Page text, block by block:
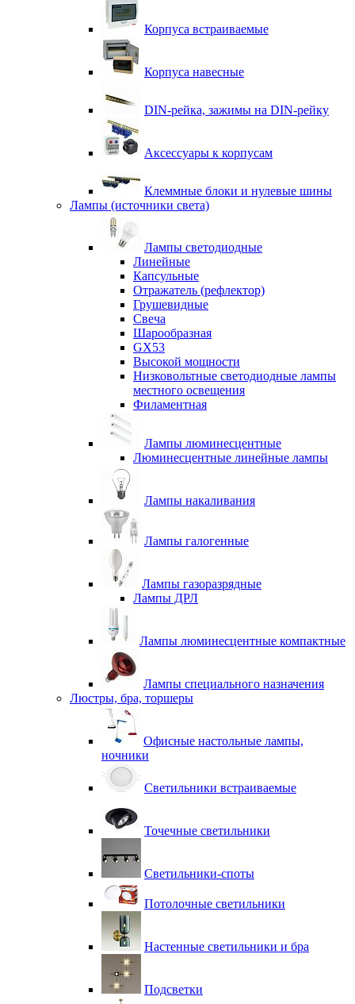
Корпуса встраиваемые
Корпуса навесные
DIN-рейка, зажимы на DIN-рейку
Аксессуары к корпусам
Клеммные блоки и нулевые шины
Лампы (источники света)
Лампы светодиодные
Линейные
Капсульные
Отражатель (рефлектор)
Грушевидные
Свеча
Шарообразная
GX53
Высокой мощности
Низковольтные светодиодные лампы
местного освещения
Филаментная
Лампы люминесцентные
Люминесцентные линейные лампы
Лампы накаливания
Лампы галогенные
Лампы газоразрядные
Лампы ДРЛ
Лампы люминесцентные компактные
Лампы специального назначения
Люстры, бра, торшеры
Офисные настольные лампы,
ночники
Светильники встраиваемые
Точечные светильники
Светильники-споты
Потолочные светильники
Настенные светильники и бра
Подсветки